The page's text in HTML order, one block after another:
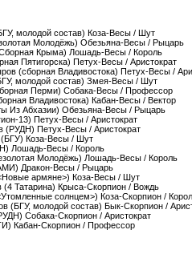
молодой состав) Коза-Весы / Шут
Молодёжь) Обезьяна-Весы / Рыцарь
Крыма) Лошадь-Весы / Король
Пятигорска) Петух-Весы / Аристократ
(сборная Владивостока) Петух-Весы /
молодой состав) Змея-Весы / Шут
Перми) Собака-Весы / Профессор
Владивостока) Кабан-Весы / Вектор
Из Абхазии) Обезьяна-Весы / Рыцарь
13) Петух-Весы / Аристократ
(РУДН) Петух-Весы / Аристократ
(БГУ) Коза-Весы / Шут
Лошадь-Весы / Король
Молодёжь) Лошадь-Весы / Король
Дракон-Весы / Рыцарь
армяне>) Коза-Весы / Шут
(4 Татарина) Крыса-Скорпион / Вождь
солнцем>) Коза-Скорпион /
(БГУ, молодой состав) Бык-Скорпион /
Собака-Скорпион / Аристократ
Кабан-Скорпион / Профессор